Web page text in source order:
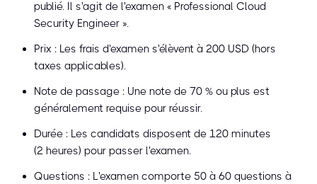
publié. Il s'agit de l'examen « Professional Cloud
Security Engineer ».
Prix : Les frais d'examen s'élèvent à 200 USD (hors
taxes applicables).
Note de passage : Une note de 70 % ou plus est
généralement requise pour réussir.
Durée : Les candidats disposent de 120 minutes
(2 heures) pour passer l'examen.
Questions : L'examen comporte 50 à 60 questions à